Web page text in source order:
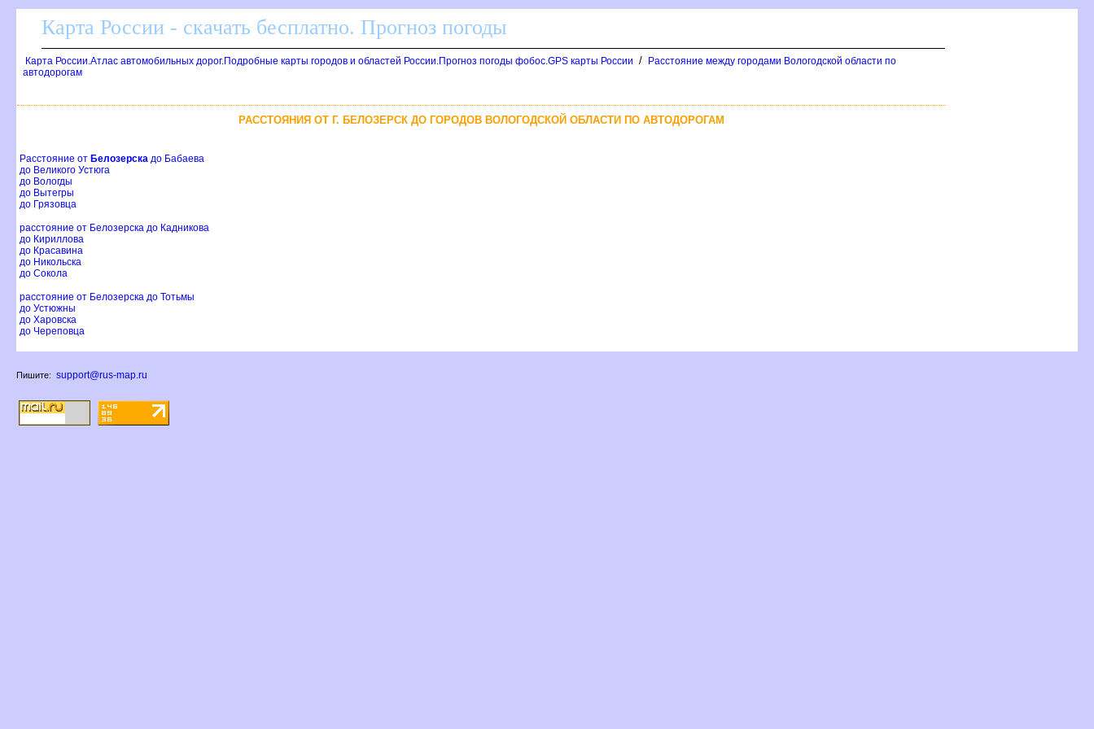
Карта России - скачать бесплатно. Прогноз погоды
Карта России.Атлас автомобильных дорог.Подробные карты городов и областей России.Прогноз погоды фобос.GPS карты России /
Расстояние между городами Вологодской области по
автодорогам
РАССТОЯНИЯ ОТ Г. БЕЛОЗЕРСК ДО ГОРОДОВ ВОЛОГОДСКОЙ ОБЛАСТИ ПО АВТОДОРОГАМ
Расстояние от Белозерска до Бабаева
до Великого Устюга
до Вологды
до Вытегры
до Грязовца
расстояние от Белозерска до Кадникова
до Кириллова
до Красавина
до Никольска
до Сокола
расстояние от Белозерска до Тотьмы
до Устюжны
до Харовска
до Череповца
Пишите: support@rus-map.ru